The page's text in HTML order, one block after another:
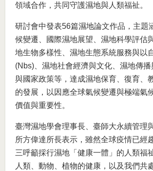
領域合作，共同守護濕地與人類福祉。
研討會中發表56篇濕地論文作品，主題
候變遷、國際濕地展望、濕地科學評估
地生物多樣性、濕地生態系統服務與以
(Nbs)、濕地社會經濟與文化、濕地傳
與國家政策等，達成濕地保育、復育、
的發展，以因應全球氣候變遷與極端氣
價值與重要性。
臺灣濕地學會理事長、臺師大永續管理
所方偉達所長表示，雖然全球疫情已經
三呼籲採行濕地「健康一體」的人類福
人類、動物、植物的健康，以及我們共